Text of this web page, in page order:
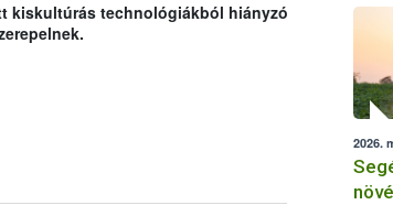
kiskultúrás technológiákból hiányzó
kis
2026.